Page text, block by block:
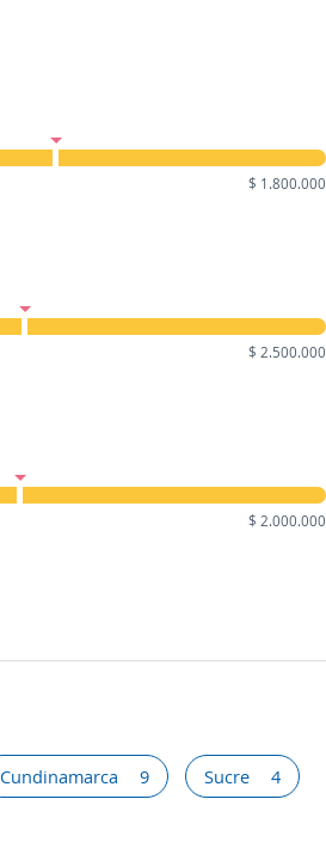
$ 1.800.000
$ 2.500.000
$ 2.000.000
Cundinamarca 9 Sucre 4